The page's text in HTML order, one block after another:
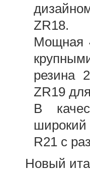
ZR18.
Мощная
резина
ZR19
В
R21 с
Новый